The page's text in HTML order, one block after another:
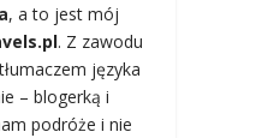
, a to jest mój
. Z zawodu
języka
– blogerką i
podróże i nie